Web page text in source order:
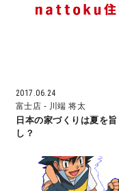
耐震等級3 &
徹底したコス
頑丈で長持ちの
100年点検住宅
2017.06.24
富士店 - 川端 将太
日本の家づくりは夏を
し？